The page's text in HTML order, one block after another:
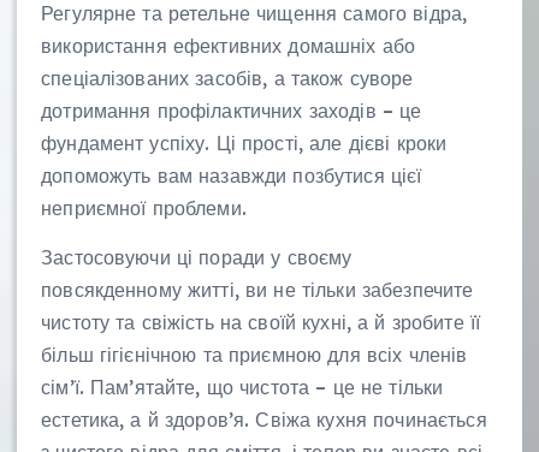
Регулярне та ретельне чищення самого відра,
використання ефективних домашніх або
спеціалізованих засобів, а також суворе
дотримання профілактичних заходів – це
фундамент успіху. Ці прості, але дієві кроки
допоможуть вам назавжди позбутися цієї
неприємної проблеми.
Застосовуючи ці поради у своєму
повсякденному житті, ви не тільки забезпечите
чистоту та свіжість на своїй кухні, а й зробите її
більш гігієнічною та приємною для всіх членів
сім’ї. Пам’ятайте, що чистота – це не тільки
естетика, а й здоров’я. Свіжа кухня починається